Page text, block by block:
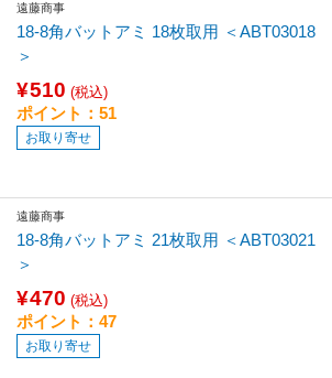
遠藤商事
18-8角バットアミ 18枚取用 ＜ABT03018
＞
¥510 (税込)
ポイント：51
お取り寄せ
遠藤商事
18-8角バットアミ 21枚取用 ＜ABT03021
＞
¥470 (税込)
ポイント：47
お取り寄せ